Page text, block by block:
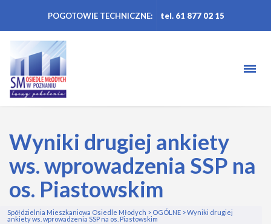
POGOTOWIE TECHNICZNE: tel. 61 877 02 15
Wyniki drugiej ankiety
ws. wprowadzenia SSP na
os. Piastowskim
Spółdzielnia Mieszkaniowa Osiedle Młodych > OGÓLNE >Wyniki drugiej
ankiety ws. wprowadzenia SSP na os. Piastowskim